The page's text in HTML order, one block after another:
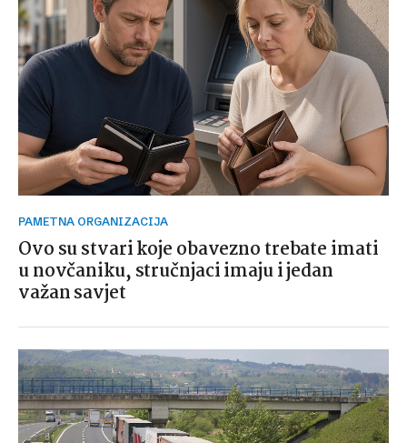
PAMETNA ORGANIZACIJA
Ovo su stvari koje obavezno trebate imati
u novčaniku, stručnjaci imaju i jedan
važan savjet